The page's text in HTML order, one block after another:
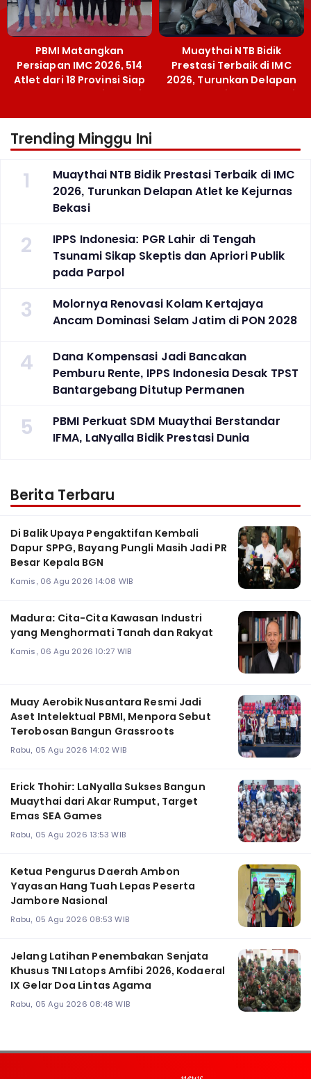
PBMI Matangkan
Persiapan IMC 2026, 514
Atlet dari 18 Provinsi Siap
Berlaga Besok di Bekasi
Muaythai NTB Bidik
Prestasi Terbaik di IMC
2026, Turunkan Delapan
Atlet ke Kejurnas Bekasi
Trending Minggu Ini
1
Muaythai NTB Bidik Prestasi Terbaik di IMC
2026, Turunkan Delapan Atlet ke Kejurnas
Bekasi
2
IPPS Indonesia: PGR Lahir di Tengah
Tsunami Sikap Skeptis dan Apriori Publik
pada Parpol
3
Molornya Renovasi Kolam Kertajaya
Ancam Dominasi Selam Jatim di PON 2028
4
Dana Kompensasi Jadi Bancakan
Pemburu Rente, IPPS Indonesia Desak TPST
Bantargebang Ditutup Permanen
5
PBMI Perkuat SDM Muaythai Berstandar
IFMA, LaNyalla Bidik Prestasi Dunia
Berita Terbaru
Di Balik Upaya Pengaktifan Kembali
Dapur SPPG, Bayang Pungli Masih Jadi PR
Besar Kepala BGN
Kamis, 06 Agu 2026 14:08 WIB
Madura: Cita-Cita Kawasan Industri
yang Menghormati Tanah dan Rakyat
Kamis, 06 Agu 2026 10:27 WIB
Muay Aerobik Nusantara Resmi Jadi
Aset Intelektual PBMI, Menpora Sebut
Terobosan Bangun Grassroots
Rabu, 05 Agu 2026 14:02 WIB
Erick Thohir: LaNyalla Sukses Bangun
Muaythai dari Akar Rumput, Target
Emas SEA Games
Rabu, 05 Agu 2026 13:53 WIB
Ketua Pengurus Daerah Ambon
Yayasan Hang Tuah Lepas Peserta
Jambore Nasional
Rabu, 05 Agu 2026 08:53 WIB
Jelang Latihan Penembakan Senjata
Khusus TNI Latops Amfibi 2026, Kodaeral
IX Gelar Doa Lintas Agama
Rabu, 05 Agu 2026 08:48 WIB